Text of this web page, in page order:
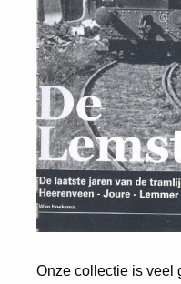
Onze collectie is veel